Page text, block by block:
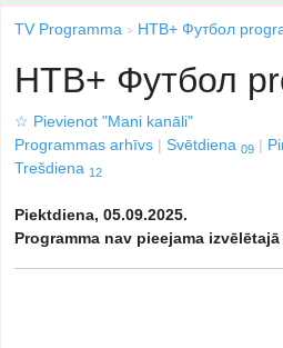
TV Programma НТВ+ Футбол
НТВ+ Футбол
☆ Pievienot "Mani kanāli"
Programmas arhīvs
Svētdiena 09
Trešdiena 12
Piektdiena, 05.09.2025.
Programma nav pieejama